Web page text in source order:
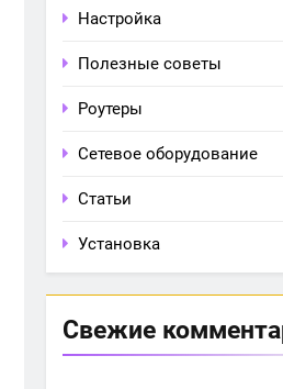
Настройка
Полезные советы
Роутеры
Сетевое оборудование
Статьи
Установка
Свежие